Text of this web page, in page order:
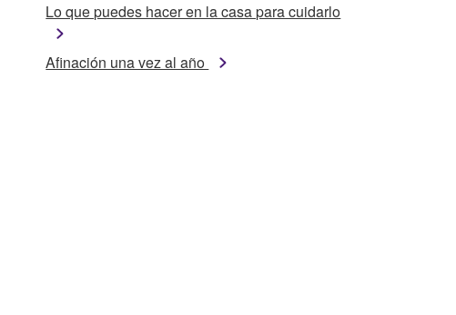
Lo que puedes hacer en la casa para cuidarlo
Afinación una vez al año